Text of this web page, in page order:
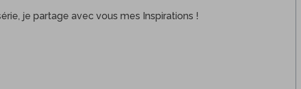
je partage avec vous mes Inspirations !